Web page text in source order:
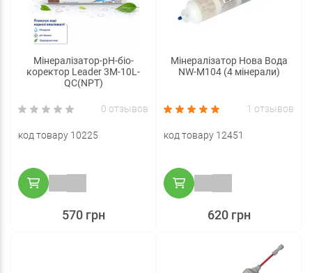
Мінералізатор-pH-біо-
коректор Leader 3M-10L-
QC(NPT)
0 отзывов
код товару 10225
570 грн
Мінералізатор Нова Вода
NW-M104 (4 мінерали)
1 отзывов
код товару 12451
620 грн